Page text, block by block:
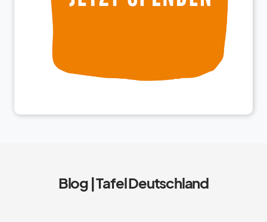
Blog | Tafel Deutschland